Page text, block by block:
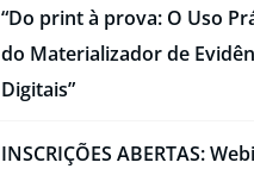
“Do print à prova: O Uso
do Materializador de
Digitais”​
INSCRIÇÕES ABERTAS: